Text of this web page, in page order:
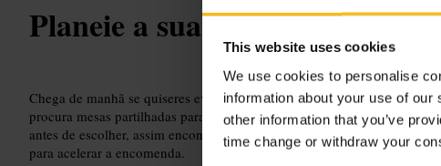
This website uses cookies
We use cookies to personalise
information about your use of
other information that you’ve
time change or withdraw your
Planeie a sua visita
Chega de manhã se quiseres evitar filas e aproveitar um ambiente mais
procura mesas partilhadas para estar junto sem esperar por um lugar
antes de escolher, assim encontras opções rápidas e variadas. Leva
para acelerar a encomenda.